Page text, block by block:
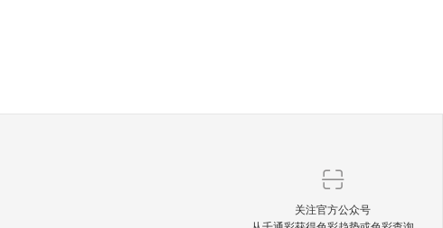
关注官方公众号